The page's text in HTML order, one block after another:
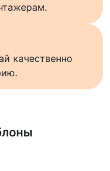
качественно